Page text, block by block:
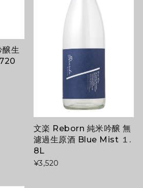
生
文楽 Reborn 純米吟醸 無
濾過生原酒 Blue Mist １.
8L
¥3,520